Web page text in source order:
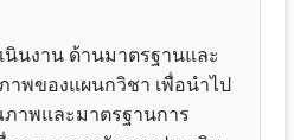
นินงาน ด้านมาตรฐานและ
พของแผนกวิชา เพื่อนำไป
าพและมาตรฐานการ